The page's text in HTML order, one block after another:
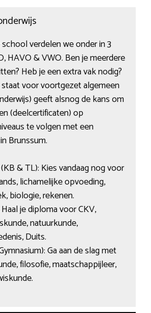
verdelen we onder in 3
HAVO & VWO. Ben je meerdere
Heb je een extra vak nodig?
voor voortgezet algemeen
geeft alsnog de kans om
(deelcertificaten) op
te volgen met een
Brunssum.
& TL): Kies vandaag nog voor
lichamelijke opvoeding,
biologie, rekenen.
je diploma voor CKV,
natuurkunde,
Duits.
Ga aan de slag met
filosofie, maatschappijleer,